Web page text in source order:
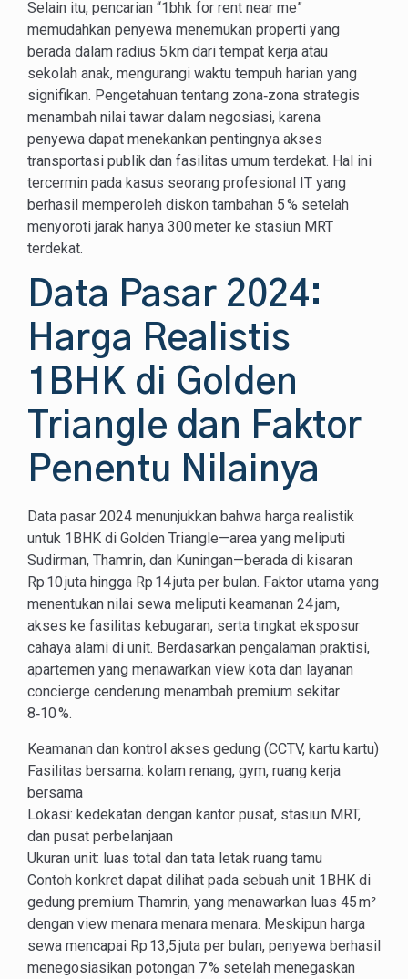
Selain itu, pencarian “1bhk for rent near me”
memudahkan penyewa menemukan properti yang
berada dalam radius 5 km dari tempat kerja atau
sekolah anak, mengurangi waktu tempuh harian yang
signifikan. Pengetahuan tentang zona‑zona strategis
menambah nilai tawar dalam negosiasi, karena
penyewa dapat menekankan pentingnya akses
transportasi publik dan fasilitas umum terdekat. Hal ini
tercermin pada kasus seorang profesional IT yang
berhasil memperoleh diskon tambahan 5 % setelah
menyoroti jarak hanya 300 meter ke stasiun MRT
terdekat.
Data Pasar 2024:
Harga Realistis
1BHK di Golden
Triangle dan Faktor
Penentu Nilainya
Data pasar 2024 menunjukkan bahwa harga realistik
untuk 1BHK di Golden Triangle—area yang meliputi
Sudirman, Thamrin, dan Kuningan—berada di kisaran
Rp 10 juta hingga Rp 14 juta per bulan. Faktor utama yang
menentukan nilai sewa meliputi keamanan 24 jam,
akses ke fasilitas kebugaran, serta tingkat eksposur
cahaya alami di unit. Berdasarkan pengalaman praktisi,
apartemen yang menawarkan view kota dan layanan
concierge cenderung menambah premium sekitar
8‑10 %.
Keamanan dan kontrol akses gedung (CCTV, kartu kartu)
Fasilitas bersama: kolam renang, gym, ruang kerja
bersama
Lokasi: kedekatan dengan kantor pusat, stasiun MRT,
dan pusat perbelanjaan
Ukuran unit: luas total dan tata letak ruang tamu
Contoh konkret dapat dilihat pada sebuah unit 1BHK di
gedung premium Thamrin, yang menawarkan luas 45 m²
dengan view menara menara menara. Meskipun harga
sewa mencapai Rp 13,5 juta per bulan, penyewa berhasil
menegosiasikan potongan 7 % setelah menegaskan